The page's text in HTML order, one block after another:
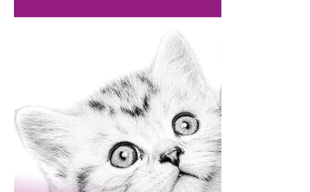
verantwortlich. Er ist wohl der kreative
Kopf unserer Marke. Und als ob das noch
nicht genug wäre, hat er immer neue
Ideen, wie die Dinge besser, schneller
oder einfacher werden können. Dennis
ist stolz auf sein Team und arbeitet hart.
Aber nie ohne dabei aus den Augen zu
verlieren, dass es in erster Linie Spaß
machen und bleiben muss.